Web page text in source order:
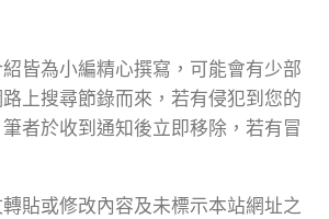
皆為小編精心撰寫，可能會有少部
上搜尋節錄而來，若有侵犯到您的
者於收到通知後立即移除，若有冒
貼或修改內容及未標示本站網址之